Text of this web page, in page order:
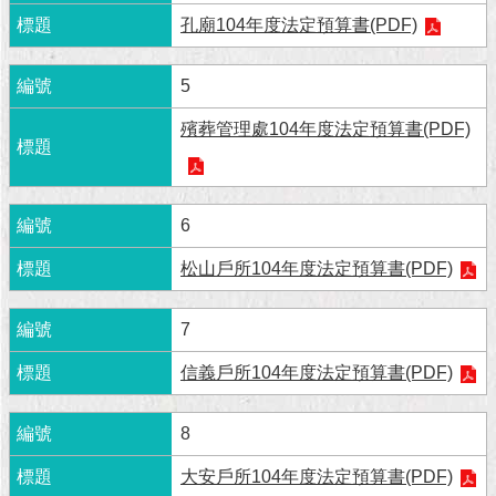
發
現
北
活
動
主
題
館
與
民
互
動
活
動
主
題
孔廟104年度法定預算書(PDF)
5
殯葬管理處104年度法定預算書(PDF)
6
松山戶所104年度法定預算書(PDF)
7
信義戶所104年度法定預算書(PDF)
8
大安戶所104年度法定預算書(PDF)